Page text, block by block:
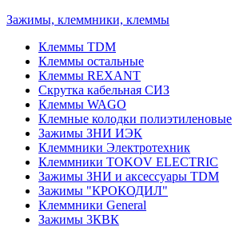
Зажимы, клеммники, клеммы
Клеммы TDM
Клеммы остальные
Клеммы REXANT
Скрутка кабельная СИЗ
Клеммы WAGO
Клемные колодки полиэтиленовые
Зажимы ЗНИ ИЭК
Клеммники Электротехник
Клеммники TOKOV ELECTRIC
Зажимы ЗНИ и аксессуары TDM
Зажимы "КРОКОДИЛ"
Клеммники General
Зажимы 3КВК